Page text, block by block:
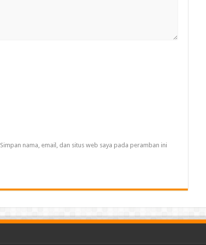
Simpan nama, email, dan situs web saya pada peramban ini